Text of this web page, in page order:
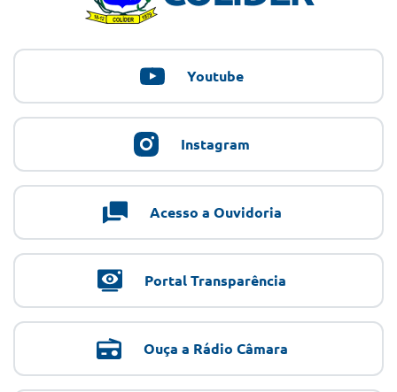
[Alt+4]
Youtube
Instagram
Acesso a Ouvidoria
Portal Transparência
Ouça a Rádio Câmara